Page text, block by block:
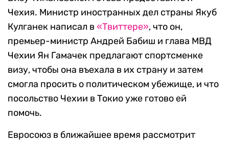
Чехия. Министр иностранных дел страны Якуб
Кулганек написал в «Твиттере», что он,
премьер-министр Андрей Бабиш и глава МВД
Чехии Ян Гамачек предлагают спортсменке
визу, чтобы она въехала в их страну и затем
смогла просить о политическом убежище, и что
посольство Чехии в Токио уже готово ей
помочь.
Евросоюз в ближайшее время рассмотрит